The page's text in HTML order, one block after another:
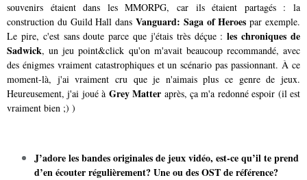
souvenirs étaient dans les MMORPG, car ils étaient partagés : la
construction du Guild Hall dans Vanguard: Saga of Heroes par exemple.
Le pire, c'est sans doute parce que j'étais très déçue :les chroniques de
Sadwick, un jeu point&click qu'on m'avait beaucoup recommandé, avec
des énigmes vraiment catastrophiques et un scénario pas passionnant. À ce
moment-là, j'ai vraiment cru que je n'aimais plus ce genre de jeux.
Heureusement, j'ai joué à Grey Matter après, ça m'a redonné espoir (il est
vraiment bien ;) )
J’adore les bandes originales de jeux vidéo, est-ce qu’il te prend
d’en écouter régulièrement? Une ou des OST de référence?